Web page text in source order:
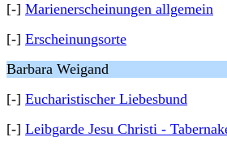
[-] Marienerscheinungen allgemein
[-] Erscheinungsorte
Barbara Weigand
[-] Eucharistischer Liebesbund
[-] Leibgarde Jesu Christi -